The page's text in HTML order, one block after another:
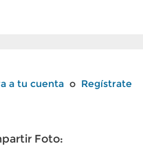
a tu cuenta o Regístrate
Foto: